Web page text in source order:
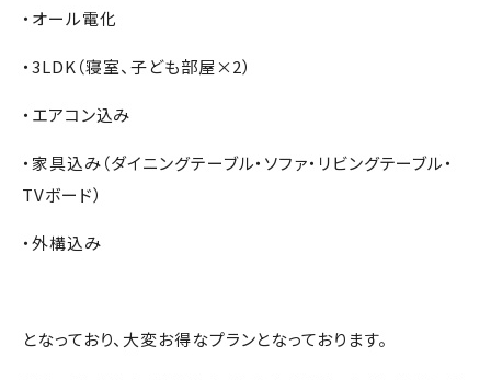
・オール電化
・3LDK（寝室、子ども部屋×2）
・エアコン込み
・家具込み（ダイニングテーブル・ソファ・リビングテーブル・
TVボード）
・外構込み
となっており、大変お得なプランとなっております。